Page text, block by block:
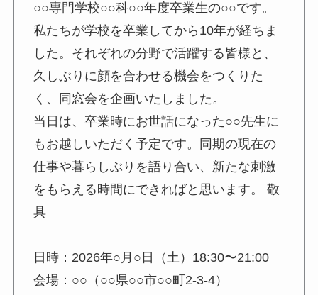
○○専門学校○○科○○年度卒業生の○○です。
私たちが学校を卒業してから10年が経ちま
した。それぞれの分野で活躍する皆様と、
久しぶりに顔を合わせる機会をつくりた
く、同窓会を企画いたしました。
当日は、卒業時にお世話になった○○先生に
もお越しいただく予定です。同期の現在の
仕事や暮らしぶりを語り合い、新たな刺激
をもらえる時間にできればと思います。 敬
具
日時：2026年○月○日（土）18:30〜21:00
会場：○○（○○県○○市○○町2-3-4）